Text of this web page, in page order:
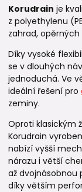
Korudrain je
z polyethylenu
zahrad,
Díky vysoké
se v dlouhých
jednoduchá. Ve
ideální řešení pro
zeminy.
Oproti klasickým
Korudrain
nabízí vyšší
nárazu i větší
až dvojnásobnou
díky větším